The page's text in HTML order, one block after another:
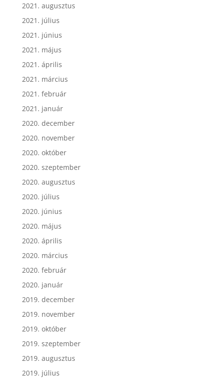
2021. augusztus
2021. július
2021. június
2021. május
2021. április
2021. március
2021. február
2021. január
2020. december
2020. november
2020. október
2020. szeptember
2020. augusztus
2020. július
2020. június
2020. május
2020. április
2020. március
2020. február
2020. január
2019. december
2019. november
2019. október
2019. szeptember
2019. augusztus
2019. július